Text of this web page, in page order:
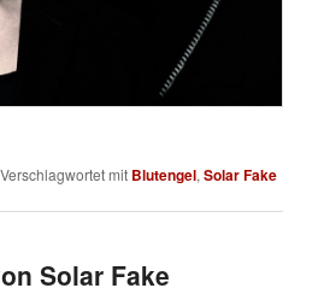
Verschlagwortet mit Blutengel,Solar Fake
Solar Fake